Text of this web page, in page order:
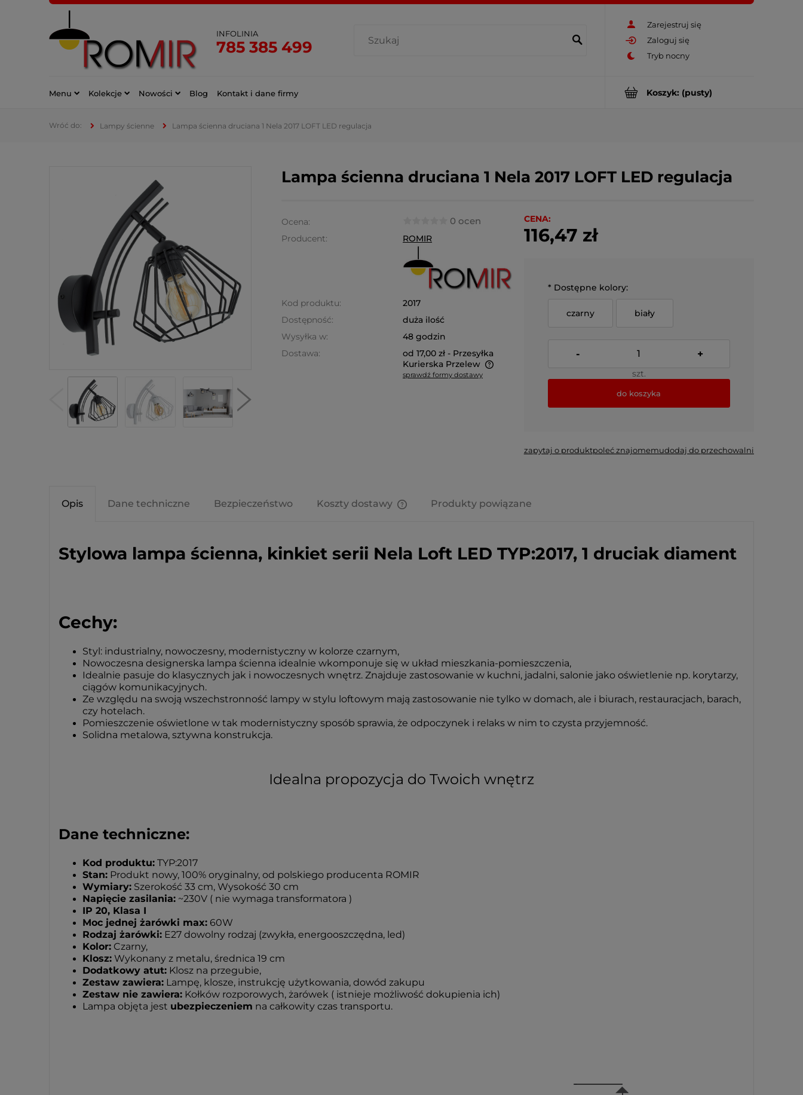
Zarejestruj się
Zaloguj się
INFOLINIA
785 385 499
Koszyk: (pusty)
Menu Kolekcje Nowości Blog Kontakt i dane firmy
Lampy ścienne Lampa ścienna druciana 1 Nela 2017 LOFT LED regulacja
Lampa ścienna druciana 1 Nela 2017 LOFT LED regulacja
Ocena: 0 ocen
Producent: ROMIR
Kod produktu:
2017
Dostępność:
duża ilość
Wysyłka w:
48 godzin
Dostawa:
od 17,00 zł - Przesyłka
Kurierska Przelew
sprawdź formy dostawy
CENA:
116,47 zł
* Dostępne kolory:
czarny biały
- +
szt.
do koszyka
zapytaj o produktpoleć znajomemudodaj do przechowalni
Opis Dane techniczne Bezpieczeństwo Koszty dostawy Produkty powiązane
Stylowa lampa ścienna, kinkiet serii Nela Loft LED TYP:2017, 1 druciak diament
Cechy:
Styl: industrialny, nowoczesny, modernistyczny w kolorze czarnym,
Nowoczesna designerska lampa ścienna idealnie wkomponuje się w układ mieszkania-pomieszczenia,
Idealnie pasuje do klasycznych jak i nowoczesnych wnętrz. Znajduje zastosowanie w kuchni, jadalni, salonie jako oświetlenie np. korytarzy,
ciągów komunikacyjnych.
Ze względu na swoją wszechstronność lampy w stylu loftowym mają zastosowanie nie tylko w domach, ale i biurach, restauracjach, barach,
czy hotelach.
Pomieszczenie oświetlone w tak modernistyczny sposób sprawia, że odpoczynek i relaks w nim to czysta przyjemność.
Solidna metalowa, sztywna konstrukcja.
Idealna propozycja do Twoich wnętrz
Dane techniczne:
Kod produktu: TYP:2017
Stan: Produkt nowy, 100% oryginalny, od polskiego producenta ROMIR
Wymiary: Szerokość 33 cm, Wysokość 30 cm
Napięcie zasilania: ~230V ( nie wymaga transformatora )
IP 20, Klasa I
Moc jednej żarówki max: 60W
Rodzaj żarówki: E27 dowolny rodzaj (zwykła, energooszczędna, led)
Kolor: Czarny,
Klosz: Wykonany z metalu, średnica 19 cm
Dodatkowy atut: Klosz na przegubie,
Zestaw zawiera: Lampę, klosze, instrukcję użytkowania, dowód zakupu
Zestaw nie zawiera: Kołków rozporowych, żarówek ( istnieje możliwość dokupienia ich)
Lampa objęta jest ubezpieczeniem na całkowity czas transportu.